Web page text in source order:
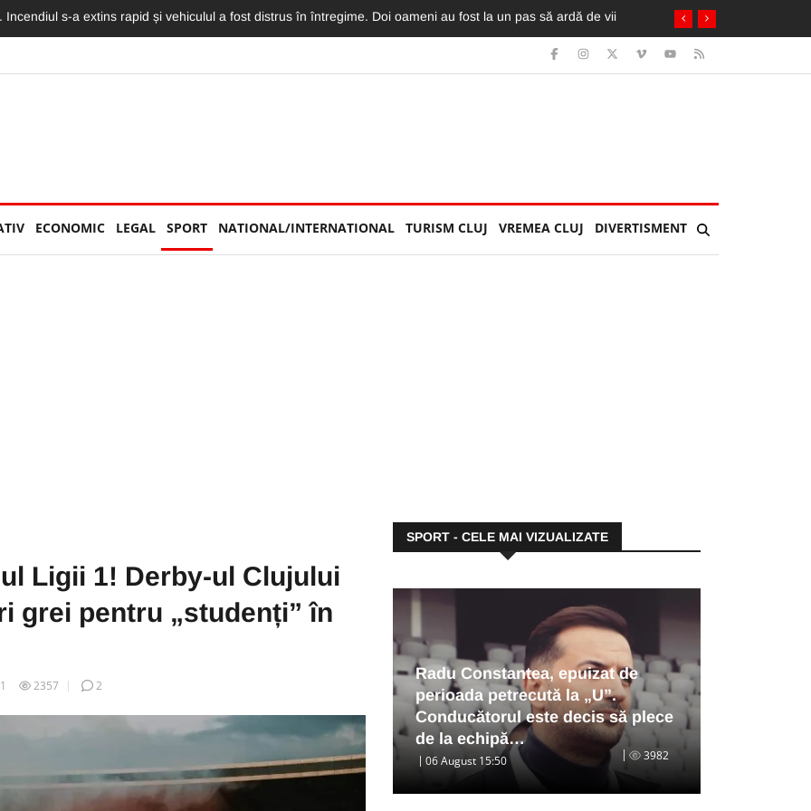
„Nu am văzut niciun echipaj de Poliție sau Jandarmerie”
ECONOMIC LEGAL SPORT NATIONAL/INTERNATIONAL TURISM CLUJ VREMEA CLUJ DIVERTISMENT
Ligii 1! Derby-ul Clujului
grei pentru „studenți” în
2357 2
SPORT - CELE MAI VIZUALIZATE
Radu Constantea, epuizat de
perioada petrecută la „U”.
Conducătorul este decis să plece
de la echipă…
06 August 15:50 3982